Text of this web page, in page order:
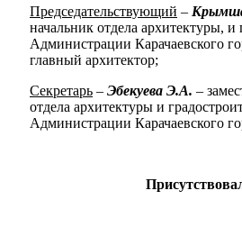
Председательствующий –
начальник отдела архитектуры, и
Администрации Карачаевского
главный архитектор;
Секретарь – Эбекуева Э.А. –
отдела архитектуры и
Администрации Карачаевского